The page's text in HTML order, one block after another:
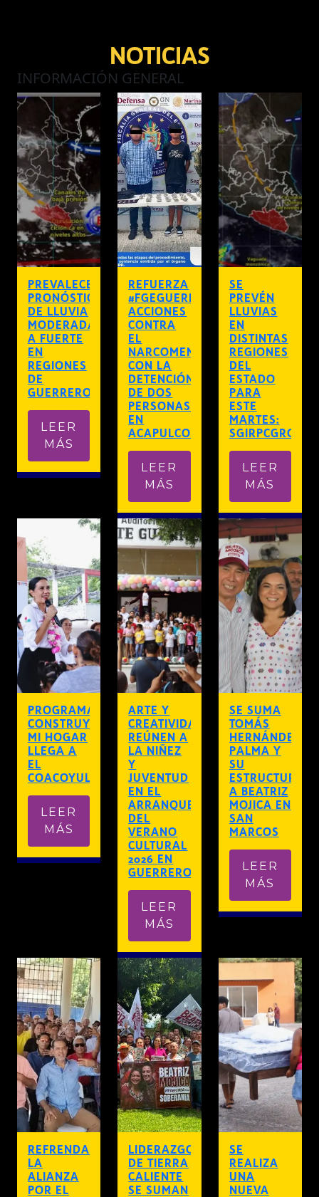
NOTICIAS
INFORMACIÓN GENERAL
PREVALECE
PRONÓSTICO
DE LLUVIA
MODERADA
A FUERTE
EN
REGIONES
DE
GUERRERO
LEER
MÁS
REFUERZA
#FGEGUERRERO
ACCIONES
CONTRA
EL
NARCOMENUDEO
CON LA
DETENCIÓN
DE DOS
PERSONAS
EN
ACAPULCO
LEER
MÁS
SE
PREVÉN
LLUVIAS
EN
DISTINTAS
REGIONES
DEL
ESTADO
PARA
ESTE
MARTES:
SGIRPCGRO
LEER
MÁS
PROGRAMA
CONSTRUYENDO
MI HOGAR
LLEGA A
EL
COACOYUL
LEER
MÁS
ARTE Y
CREATIVIDAD
REÚNEN A
LA NIÑEZ
Y
JUVENTUD
EN EL
ARRANQUE
DEL
VERANO
CULTURAL
2026 EN
GUERRERO
LEER
MÁS
SE SUMA
TOMÁS
HERNÁNDEZ
PALMA Y
SU
ESTRUCTURA
A BEATRIZ
MOJICA EN
SAN
MARCOS
LEER
MÁS
REFRENDA
LA
ALIANZA
POR EL
LIDERAZGOS
DE TIERRA
CALIENTE
SE SUMAN
SE
REALIZA
UNA
NUEVA